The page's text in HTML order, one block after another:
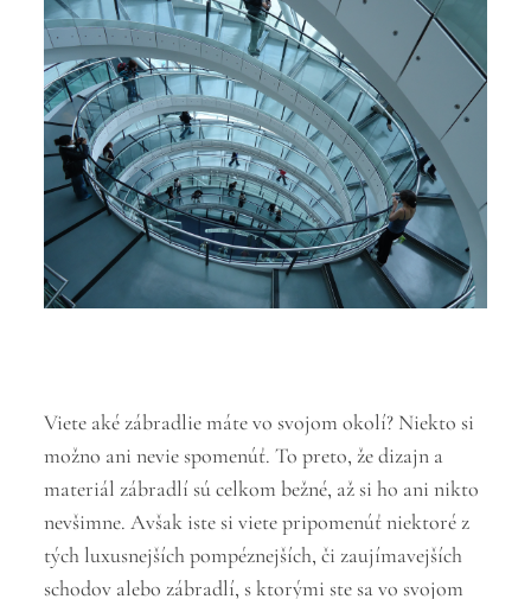
Viete aké zábradlie máte vo svojom okolí? Niekto si
možno ani nevie spomenúť. To preto, že dizajn a
materiál zábradlí sú celkom bežné, až si ho ani nikto
nevšimne. Avšak iste si viete pripomenúť niektoré z
tých luxusnejších pompéznejších, či zaujímavejších
schodov alebo zábradlí, s ktorými ste sa vo svojom